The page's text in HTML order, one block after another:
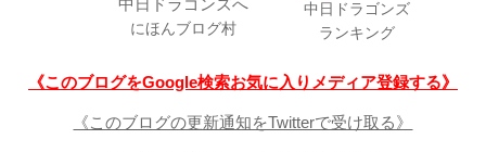
にほんブログ村
中日ドラゴンズ
ランキング
《このブログをGoogle検索お気に入りメディア登録する》
《このブログの更新通知をTwitterで受け取る》